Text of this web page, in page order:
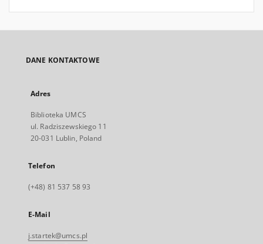
DANE KONTAKTOWE
Adres
Biblioteka UMCS
ul. Radziszewskiego 11
20-031 Lublin, Poland
Telefon
(+48) 81 537 58 93
E-Mail
j.startek@umcs.pl